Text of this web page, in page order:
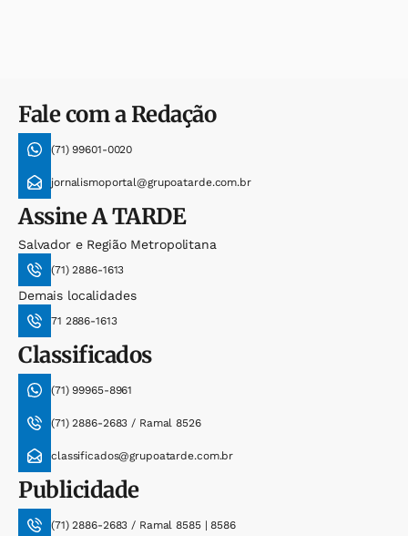
Fale com a Redação
(71) 99601-0020
jornalismoportal@grupoatarde.com.br
AssineA TARDE
Salvador e Região Metropolitana
(71) 2886-1613
Demais localidades
71 2886-1613
Classificados
(71) 99965-8961
(71) 2886-2683 / Ramal 8526
classificados@grupoatarde.com.br
Publicidade
(71) 2886-2683 / Ramal 8585 | 8586